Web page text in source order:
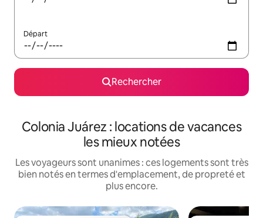
Départ
Rechercher
Colonia Juárez : locations de vacances
les mieux notées
Les voyageurs sont unanimes : ces logements sont très
bien notés en termes d'emplacement, de propreté et
plus encore.